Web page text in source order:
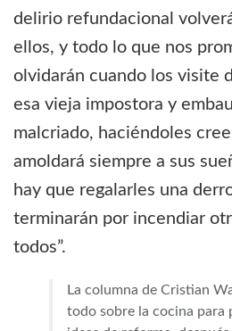
delirio refundacional
ellos, y todo lo que nos
olvidarán cuando los visite
esa vieja impostora y
malcriado, haciéndoles
amoldará siempre a sus
hay que regalarles una
terminarán por incendiar
todos”.
La columna de Cristian
todo sobre la cocina para